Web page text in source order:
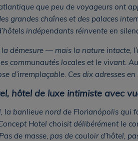
que peu de voyageurs ont
grandes chaînes et des palaces
indépendants réinvente en
démesure — mais la nature intacte,
communautés locales et le vivant. Au
d’irremplaçable. Ces dix adresses
hôtel de luxe intimiste avec
la banlieue nord de Florianópolis qui
Hotel choisit délibérément le
de masse, pas de couloir d’hôtel,